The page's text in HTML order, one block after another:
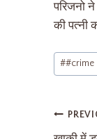
परिजनो
की पत्नी
##crime